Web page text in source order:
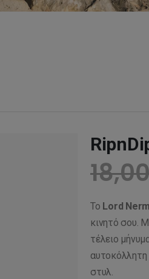
Το Lord
κινητό σου.
τέλειο
αυτοκόλλητη
στυλ.